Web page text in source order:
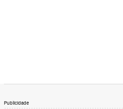
Publicidade